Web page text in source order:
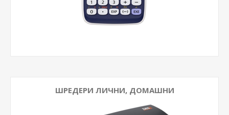
ШРЕДЕРИ ЛИЧНИ, ДОМАШНИ